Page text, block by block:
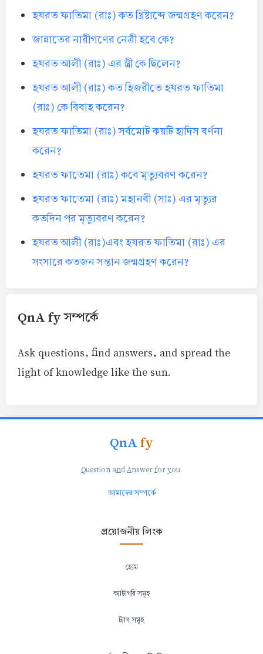
হযরত ফাতিমা (রাঃ) কত খ্রিষ্টাব্দে জন্মগ্রহণ করেন?
জান্নাতের নারীগণের নেত্রী হবে কে?
হযরত আলী (রাঃ) এর স্ত্রী কে ছিলেন?
হযরত আলী (রাঃ) কত হিজরীতে হযরত ফাতিমা
(রাঃ) কে বিবাহ করেন?
হযরত ফাতিমা (রাঃ) সর্বমোট কয়টি হাদিস বর্ণনা
করেন?
হযরত ফাতেমা (রাঃ) কবে মৃত্যুবরণ করেন?
হযরত ফাতেমা (রাঃ) মহানবী (সাঃ) এর মৃত্যুর
কতদিন পর মৃত্যুবরণ করেন?
হযরত আলী (রাঃ)এবং হযরত ফাতিমা (রাঃ) এর
সংসারে কতজন সন্তান জন্মগ্রহণ করেন?
QnA fy সম্পর্কে
Ask questions, find answers, and spread the
light of knowledge like the sun.
QnAfy
Question andAnswer foryou.
আমাদের সম্পর্কে
প্রয়োজনীয় লিংক
হোম
ক্যাটাগরি সমূহ
ট্যাগ সমূহ